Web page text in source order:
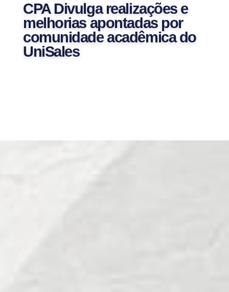
CPA Divulga realizações e
melhorias apontadas por
comunidade acadêmica do
UniSales